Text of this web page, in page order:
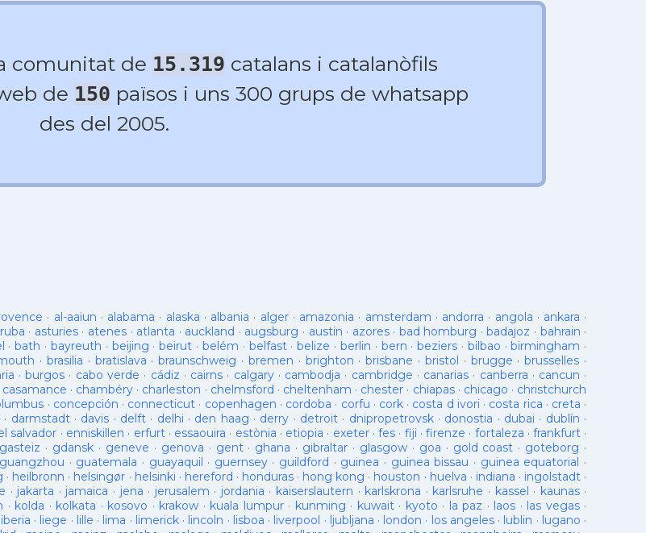
comunitat de 15.319 catalans i catalanòfils
de 150 països i uns 300 grups de whatsapp
des del 2005.
· al-aaiun · alabama · alaska · albania · alger· amazonia · amsterdam · andorra · angola · ankara ·
· asturies· atenes · atlanta · auckland · augsburg · austin · azores· bad homburg ·badajoz · bahrain ·
·bath · bayreuth · beijing ·beirut · belém · belfast·belize · berlin · bern ·beziers · bilbao ·birmingham ·
· brasilia · bratislava ·braunschweig · bremen · brighton ·brisbane · bristol · brugge ·brusselles ·
·burgos · cabo verde · cádiz · cairns · calgary· cambodja · cambridge · canarias · canberra · cancun ·
casamance · chambéry · charleston · chelmsford · cheltenham · chester · chiapas· chicago · christchurch
· concepción · connecticut · copenhagen · cordoba · corfu · cork · costa d ivori · costa rica · creta ·
· darmstadt· davis · delft· delhi · den haag · derry · detroit· dnipropetrovsk· donostia · dubai · dublín ·
salvador · enniskillen · erfurt· essaouira · estònia · etiopia · exeter· fes · fiji · firenze · fortaleza · frankfurt ·
gasteiz · gdansk · geneve · genova · gent· ghana · gibraltar · glasgow· goa · gold coast · goteborg ·
guangzhou · guatemala · guayaquil · guernsey· guildford · guinea · guinea bissau · guinea equatorial ·
· heilbronn · helsingør · helsinki · hereford · honduras· hong kong · houston · huelva · indiana · ingolstadt·
· jakarta · jamaica · jena · jerusalem · jordania · kaiserslautern · karlskrona · karlsruhe · kassel · kaunas·
· kolda · kolkata · kosovo · krakow · kuala lumpur· kunming · kuwait· kyoto · la paz · laos · las vegas·
liberia · liege · lille · lima · limerick· lincoln · lisboa · liverpool · ljubljana · london · los angeles· lublin · lugano ·